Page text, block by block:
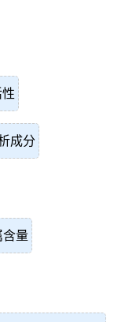
成分
含量